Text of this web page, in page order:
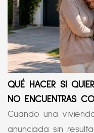
QUÉ HACER SI
NO ENCUENTRAS
Cuando una
anunciada sin